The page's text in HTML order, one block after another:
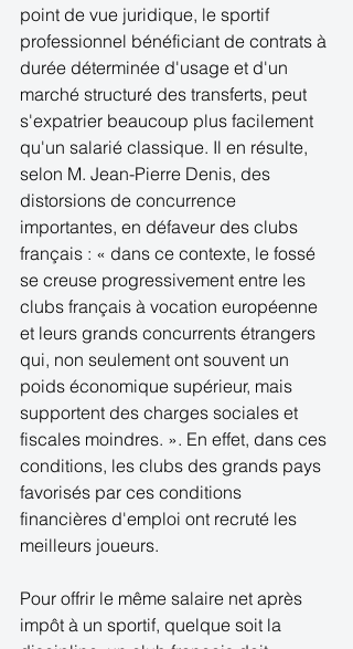
point de vue juridique, le sportif
professionnel bénéficiant de contrats à
durée déterminée d'usage et d'un
marché structuré des transferts, peut
s'expatrier beaucoup plus facilement
qu'un salarié classique. Il en résulte,
selon M. Jean-Pierre Denis, des
distorsions de concurrence
importantes, en défaveur des clubs
français : « dans ce contexte, le fossé
se creuse progressivement entre les
clubs français à vocation européenne
et leurs grands concurrents étrangers
qui, non seulement ont souvent un
poids économique supérieur, mais
supportent des charges sociales et
fiscales moindres. ». En effet, dans ces
conditions, les clubs des grands pays
favorisés par ces conditions
financières d'emploi ont recruté les
meilleurs joueurs.
Pour offrir le même salaire net après
impôt à un sportif, quelque soit la